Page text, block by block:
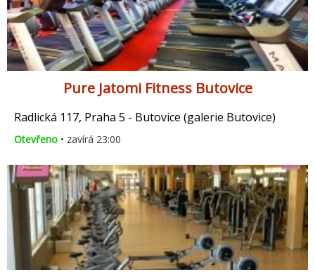
Pure Jatomi Fitness Butovice
Radlická 117, Praha 5 - Butovice (galerie Butovice)
Otevřeno • zavírá 23:00